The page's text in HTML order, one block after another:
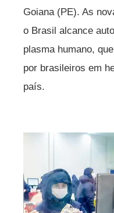
Goiana (PE). As
o Brasil alcance
plasma humano,
por brasileiros em
país.